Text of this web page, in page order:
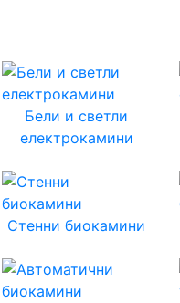
Бели и светли
електрокамини
Стенни биокамини